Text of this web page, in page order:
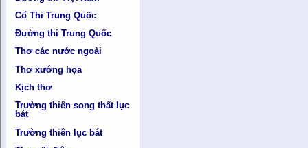
Cổ Thi Trung Quốc
Đường thi Trung Quốc
Thơ các nước ngoài
Thơ xướng họa
Kịch thơ
Trường thiên song thất lục
bát
Trường thiên lục bát